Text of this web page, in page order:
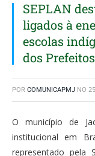
SEPLAN
ligados à
escolas
dos Prefeitos
POR COMUNICAPMJ NO
O município de
institucional em
representado pela